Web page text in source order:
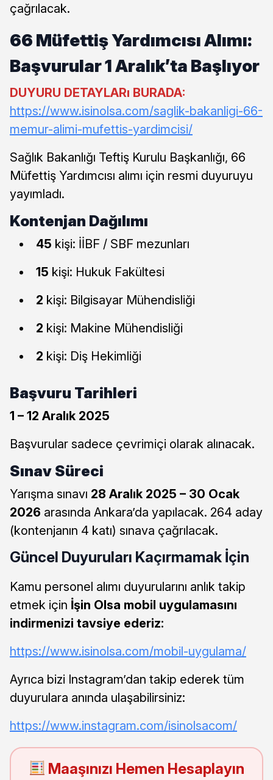
çağrılacak.
66 Müfettiş Yardımcısı Alımı:
Başvurular 1 Aralık’ta Başlıyor
DUYURU DETAYLARı BURADA:
https://www.isinolsa.com/saglik-bakanligi-66-
memur-alimi-mufettis-yardimcisi/
Sağlık Bakanlığı Teftiş Kurulu Başkanlığı, 66
Müfettiş Yardımcısı alımı için resmi duyuruyu
yayımladı.
Kontenjan Dağılımı
45 kişi: İİBF / SBF mezunları
15 kişi: Hukuk Fakültesi
2 kişi: Bilgisayar Mühendisliği
2 kişi: Makine Mühendisliği
2 kişi: Diş Hekimliği
Başvuru Tarihleri
1 – 12 Aralık 2025
Başvurular sadece çevrimiçi olarak alınacak.
Sınav Süreci
Yarışma sınavı 28 Aralık 2025 – 30 Ocak
2026 arasında Ankara’da yapılacak. 264 aday
(kontenjanın 4 katı) sınava çağrılacak.
Güncel Duyuruları Kaçırmamak İçin
Kamu personel alımı duyurularını anlık takip
etmek için İşin Olsa mobil uygulamasını
indirmenizi tavsiye ederiz:
https://www.isinolsa.com/mobil-uygulama/
Ayrıca bizi Instagram’dan takip ederek tüm
duyurulara anında ulaşabilirsiniz:
https://www.instagram.com/isinolsacom/
Maaşınızı Hemen Hesaplayın